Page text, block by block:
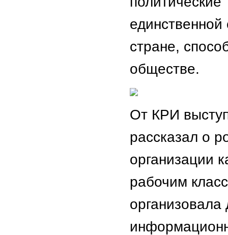
стране,
обществе.
От КРИ
рассказал о
организации
рабочим